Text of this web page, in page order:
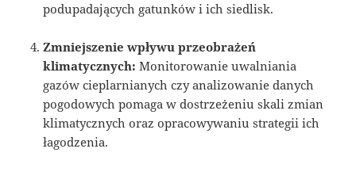
podupadających gatunków i ich siedlisk.
Zmniejszenie wpływu przeobrażeń
klimatycznych: Monitorowanie uwalniania
gazów cieplarnianych czy analizowanie danych
pogodowych pomaga w dostrzeżeniu skali zmian
klimatycznych oraz opracowywaniu strategii ich
łagodzenia.